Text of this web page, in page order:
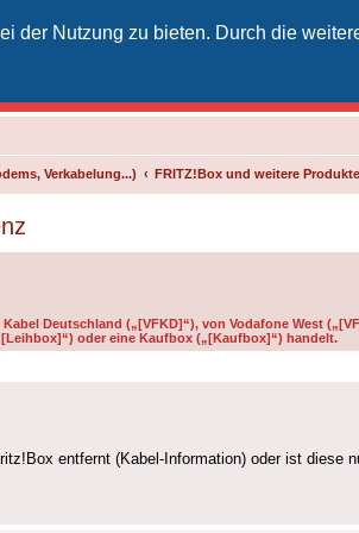
der Nutzung zu bieten. Durch die
Verkabelung...) FRITZ!Box und weitere
Deutschland („[VFKD]“), von Vodafone West
oder eine Kaufbox („[Kaufbox]“) handelt.
entfernt (Kabel-Information) oder ist diese